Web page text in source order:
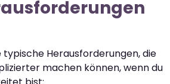
Herausforderungen, die
machen können, wenn du